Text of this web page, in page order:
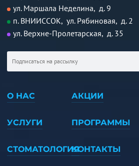
ул. Маршала Неделина, д. 9
п. ВНИИССОК, ул. Рябиновая, д. 2
ул. Верхне-Пролетарская, д. 35
О НАС
УСЛУГИ
СТОМАТОЛОГИЯ
АКЦИИ
ПРОГРАММЫ
КОНТАКТЫ